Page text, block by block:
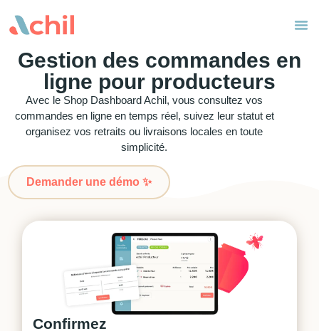
Gestion des commandes en
ligne pour producteurs
Avec le Shop Dashboard Achil, vous consultez vos
commandes en ligne en temps réel, suivez leur statut et
organisez vos retraits ou livraisons locales en toute
simplicité.
Demander une démo ✨
Confirmez